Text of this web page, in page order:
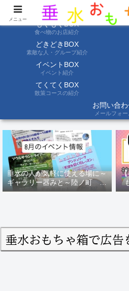
ようこそ垂水おもちゃ箱へ。垂水の情報を
もぐもぐBOX
食べ物のお店紹介
どきどきBOX
素敵な人・グループ紹介
イベントBOX
イベント紹介
てくてくBOX
散策コースの紹介
お問い合
メールフォー
垂水の人が気軽に使える場に～
ギャラリー器みと～陸ノ町 ８
月のイベント情報
メニュー